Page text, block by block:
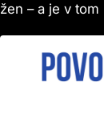
žen – a je v